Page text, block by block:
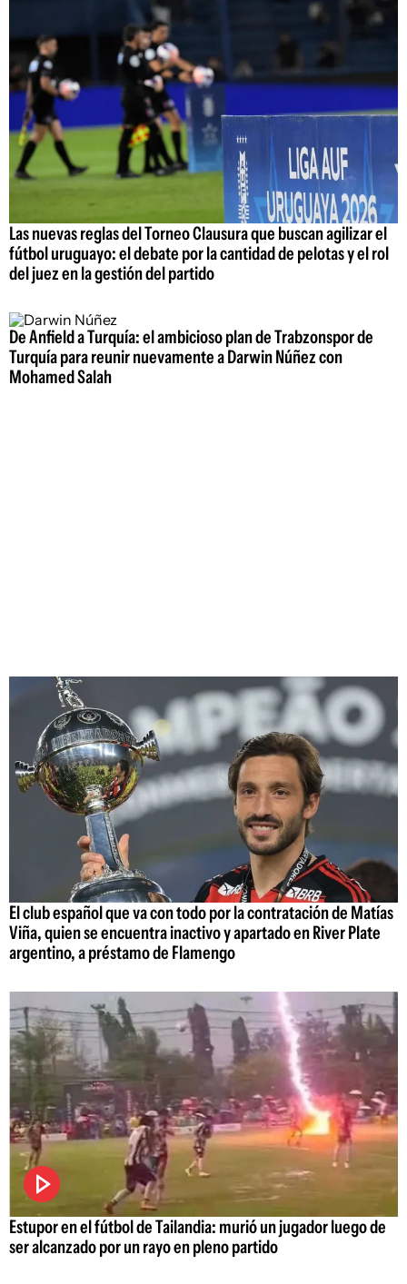
Las nuevas reglas del Torneo Clausura que buscan agilizar el
fútbol uruguayo: el debate por la cantidad de pelotas y el rol
del juez en la gestión del partido
De Anfield a Turquía: el ambicioso plan de Trabzonspor de
Turquía para reunir nuevamente a Darwin Núñez con
Mohamed Salah
El club español que va con todo por la contratación de Matías
Viña, quien se encuentra inactivo y apartado en River Plate
argentino, a préstamo de Flamengo
Estupor en el fútbol de Tailandia: murió un jugador luego de
ser alcanzado por un rayo en pleno partido